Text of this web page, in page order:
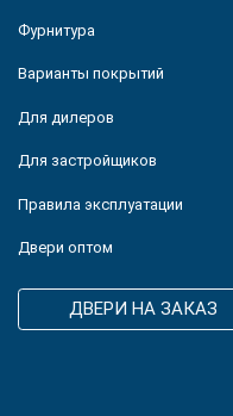
Фурнитура
Варианты покрытий
Для дилеров
Для застройщиков
Правила эксплуатации
Двери оптом
ДВЕРИ НА ЗАКАЗ